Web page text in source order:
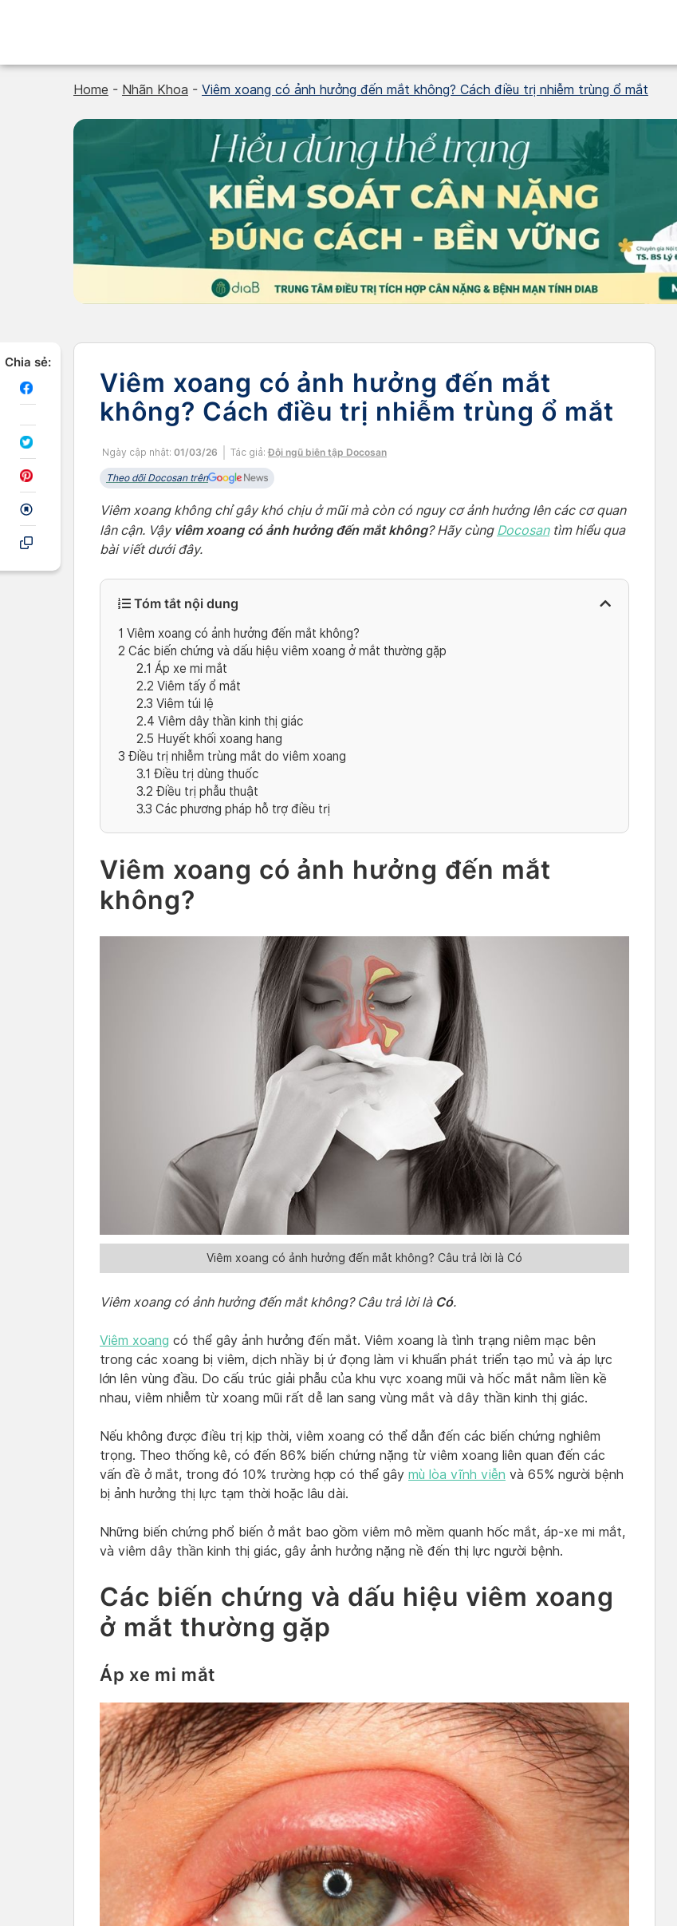
Home - Nhãn Khoa - Viêm xoang có ảnh hưởng đến mắt không? Cách điều trị nhiễm trùng ổ mắt
Chia sẻ:
Viêm xoang có ảnh hưởng đến mắt
không? Cách điều trị nhiễm trùng ổ mắt
Ngày cập nhật: 01/03/26 Tác giả:Đội ngũ biên tập Docosan
Theo dõi Docosan trên
Viêm xoang không chỉ gây khó chịu ở mũi mà còn có nguy cơ ảnh hưởng lên các cơ quan
lân cận. Vậy viêm xoang có ảnh hưởng đến mắt không? Hãy cùng Docosantìm hiểu qua
bài viết dưới đây.
Tóm tắt nội dung
1 Viêm xoang có ảnh hưởng đến mắt không?
2 Các biến chứng và dấu hiệu viêm xoang ở mắt thường gặp
2.1 Áp xe mi mắt
2.2 Viêm tấy ổ mắt
2.3 Viêm túi lệ
2.4 Viêm dây thần kinh thị giác
2.5 Huyết khối xoang hang
3 Điều trị nhiễm trùng mắt do viêm xoang
3.1 Điều trị dùng thuốc
3.2 Điều trị phẫu thuật
3.3 Các phương pháp hỗ trợ điều trị
Viêm xoang có ảnh hưởng đến mắt
không?
Viêm xoang có ảnh hưởng đến mắt không? Câu trả lời là Có
Viêm xoang có ảnh hưởng đến mắt không? Câu trả lời là Có.
Viêm xoang có thể gây ảnh hưởng đến mắt. Viêm xoang là tình trạng niêm mạc bên
trong các xoang bị viêm, dịch nhầy bị ứ đọng làm vi khuẩn phát triển tạo mủ và áp lực
lớn lên vùng đầu. Do cấu trúc giải phẫu của khu vực xoang mũi và hốc mắt nằm liền kề
nhau, viêm nhiễm từ xoang mũi rất dễ lan sang vùng mắt và dây thần kinh thị giác.
Nếu không được điều trị kịp thời, viêm xoang có thể dẫn đến các biến chứng nghiêm
trọng. Theo thống kê, có đến 86% biến chứng nặng từ viêm xoang liên quan đến các
vấn đề ở mắt, trong đó 10% trường hợp có thể gây mù lòa vĩnh viễn và 65% người bệnh
bị ảnh hưởng thị lực tạm thời hoặc lâu dài.
Những biến chứng phổ biến ở mắt bao gồm viêm mô mềm quanh hốc mắt, áp-xe mi mắt,
và viêm dây thần kinh thị giác, gây ảnh hưởng nặng nề đến thị lực người bệnh.
Các biến chứng và dấu hiệu viêm xoang
ở mắt thường gặp
Áp xe mi mắt